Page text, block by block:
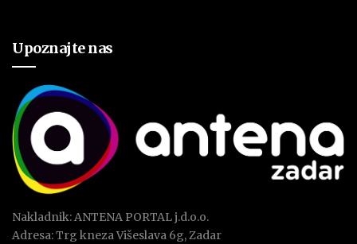
Upoznajte nas
Nakladnik: ANTENA PORTAL j.d.o.o.
Adresa: Trg kneza Višeslava 6g, Zadar